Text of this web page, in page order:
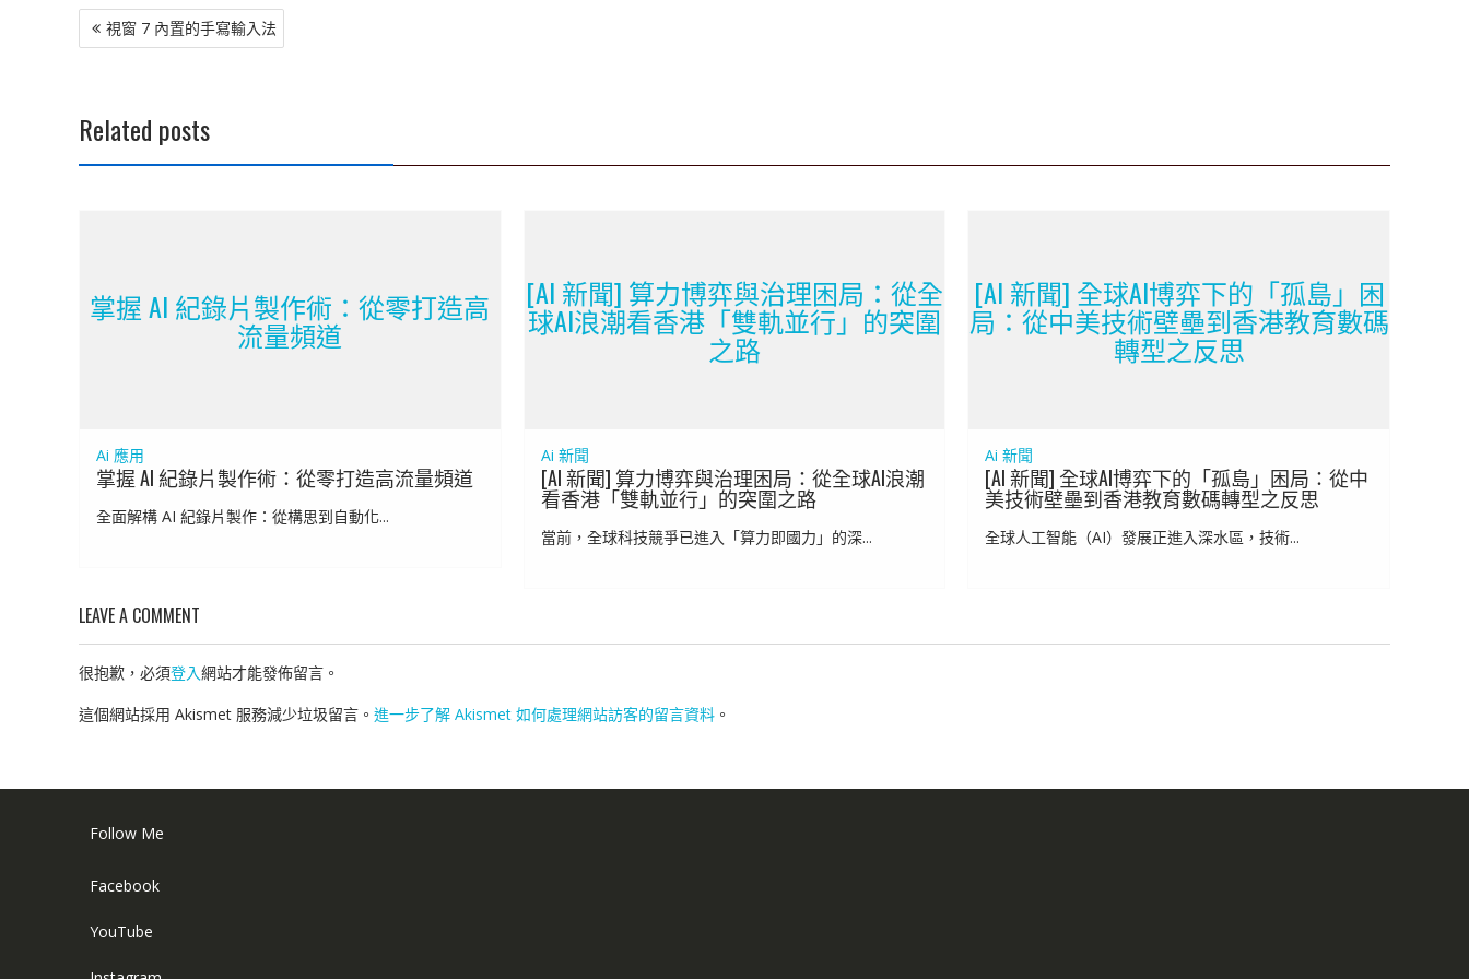
文
章
視窗 7 內置的手寫輸入法
Related posts
掌握 AI 紀錄片製作術：從零打造高
流量頻道
Ai 應用
掌握 AI 紀錄片製作術：從零打造高流量頻道
全面解構 AI 紀錄片製作：從構思到自動化...
[AI 新聞] 算力博弈與治理困局：從全
球AI浪潮看香港「雙軌並行」的突圍
之路
Ai 新聞
[AI 新聞] 算力博弈與治理困局：從全球AI浪潮
看香港「雙軌並行」的突圍之路
當前，全球科技競爭已進入「算力即國力」的深...
[AI 新聞] 全球AI博弈下的「孤島」困
局：從中美技術壁壘到香港教育數碼
轉型之反思
Ai 新聞
[AI 新聞] 全球AI博弈下的「孤島」困局：從中
美技術壁壘到香港教育數碼轉型之反思
全球人工智能（AI）發展正進入深水區，技術...
LEAVE A COMMENT
很抱歉，必須登入網站才能發佈留言。
這個網站採用 Akismet 服務減少垃圾留言。 進一步了解 Akismet 如何處理網站訪客的留言資料 。
Follow Me
Facebook
YouTube